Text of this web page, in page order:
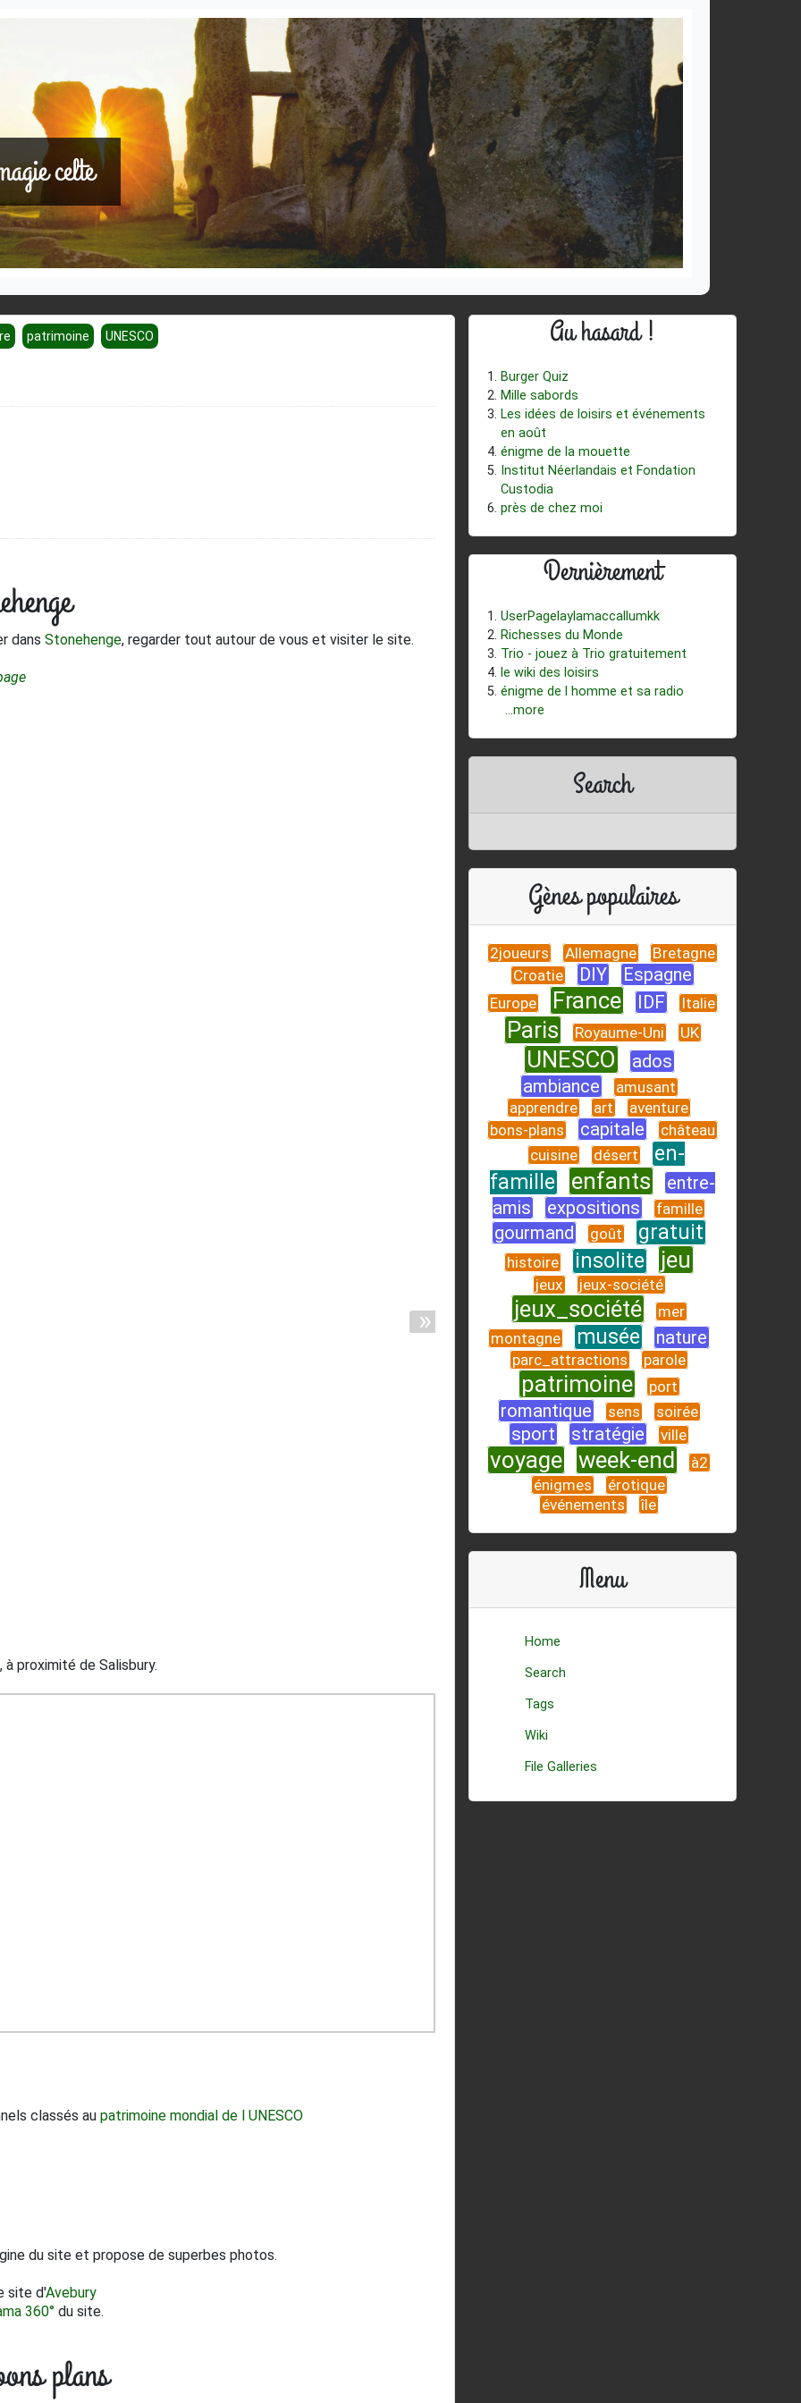
celte
patrimoine UNESCO
dans Stonehenge, regarder tout autour de vous et visiter le site.
»
proximité de Salisbury.
classés au patrimoine mondial de l UNESCO
du site et propose de superbes photos.
site d'Avebury
360° du site.
plans
Au hasard !
Burger Quiz
Mille sabords
Les idées de loisirs et événements
en août
énigme de la mouette
Institut Néerlandais et Fondation
Custodia
près de chez moi
Dernièrement
UserPagelaylamaccallumkk
Richesses du Monde
Trio - jouez à Trio gratuitement
le wiki des loisirs
énigme de l homme et sa radio
...more
Search
Gènes populaires
2joueurs Allemagne
Bretagne
Croatie
DIY Espagne
Europe France IDF Italie
Paris Royaume-Uni UK
UNESCO
ados
ambiance
amusant
apprendre
art
aventure
bons-plans
capitale
château
cuisine
désert
en-
famille
enfants
entre-
amis
expositions famille
gourmand goût gratuit
histoire insolite jeu
jeux jeux-société
jeux_société
mer
montagne
musée nature
parc_attractions parole
patrimoine port
romantique sens soirée
sport stratégie ville
voyage week-end
à2
énigmes
érotique
événements
île
Menu
Home
Search
Tags
Wiki
File Galleries